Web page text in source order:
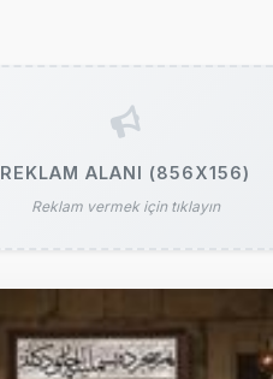
REKLAM ALANI (856X156)
Reklam vermek için tıklayın